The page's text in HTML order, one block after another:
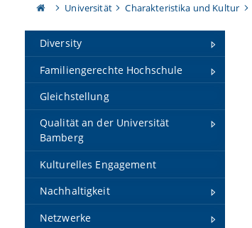
Universität Charakteristika und Kultur
Diversity
Familiengerechte Hochschule
Gleichstellung
Qualität an der Universität
Bamberg
Kulturelles Engagement
Nachhaltigkeit
Netzwerke